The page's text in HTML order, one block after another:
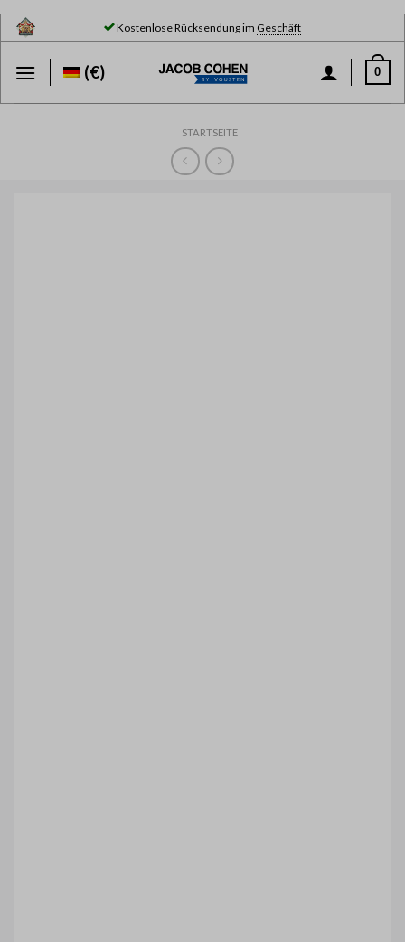
Skip
Kostenlose Rücksendung im Geschäft
(€) 0
STARTSEITE